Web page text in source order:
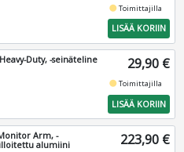
fiber_manual_recordToimittajilla
LISÄÄ KORIIN
Duty, -seinäteline
29,90 €
fiber_manual_recordToimittajilla
LISÄÄ KORIIN
Arm, -
alumiini
223,90 €